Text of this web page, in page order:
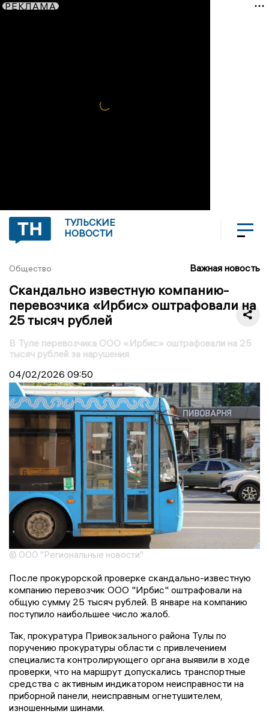
РЕКЛАМА
ТУЛЬСКИЕ
НОВОСТИ
Общество Важная новость
Скандально известную компанию-
перевозчика «Ирбис» оштрафовали на
25 тысяч рублей
В Туле перевозчика ООО «Ирбис» оштрафовали на 25
тысяч рублей за нарушения
04/02/2026 09:50
© ООО "Региональные новости"
После прокурорской проверке скандально-известную
компанию перевозчик ООО "Ирбис" оштрафовали на
общую сумму 25 тысяч рублей. В январе на компанию
поступило наибольшее число жалоб.
Так, прокуратура Привокзального района Тулы по
поручению прокуратуры области с привлечением
специалиста контролирующего органа выявили в ходе
проверки, что на маршрут допускались транспортные
средства с активным индикатором неисправности на
приборной панели, неисправным огнетушителем,
изношенными шинами.